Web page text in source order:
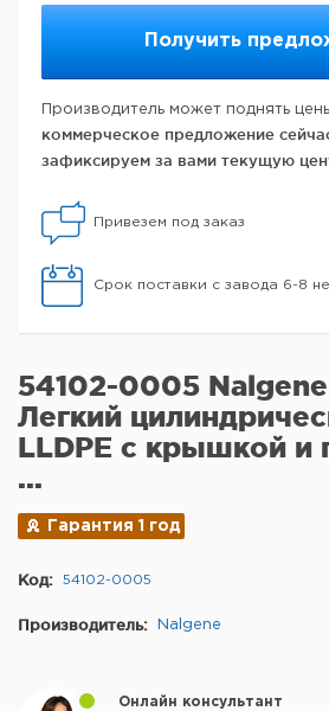
Получить
Производитель может поднять
коммерческое предложение
зафиксируем за вами текущую
Привезем под заказ
Срок поставки с завода 6-8
54102-0005
Легкий
LLDPE с крышкой и
...
Гарантия 1 год
Код: 54102-0005
Производитель: Nalgene
Онлайн консультант